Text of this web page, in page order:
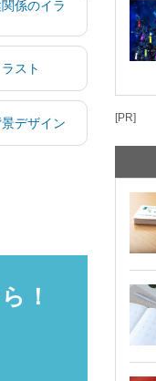
係のイラ
スト
デザイン
！
[PR]